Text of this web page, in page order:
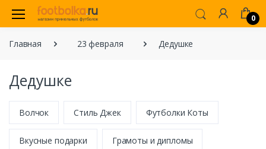
0
Главная 23 февраля Дедушке
Дедушке
Волчок Стиль Джек Футболки Коты
Вкусные подарки Грамоты и дипломы